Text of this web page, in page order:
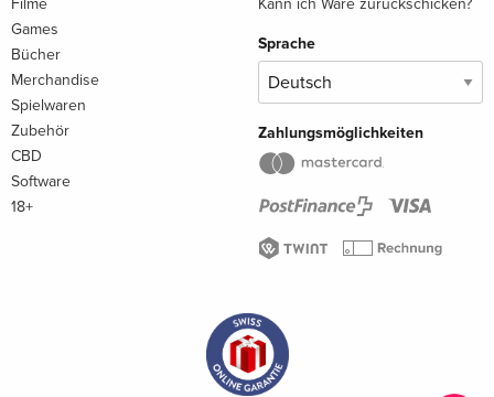
Filme
Games
Bücher
Merchandise
Spielwaren
Zubehör
CBD
Software
18+
Kann ich Ware zurückschicken?
Sprache
Zahlungsmöglichkeiten